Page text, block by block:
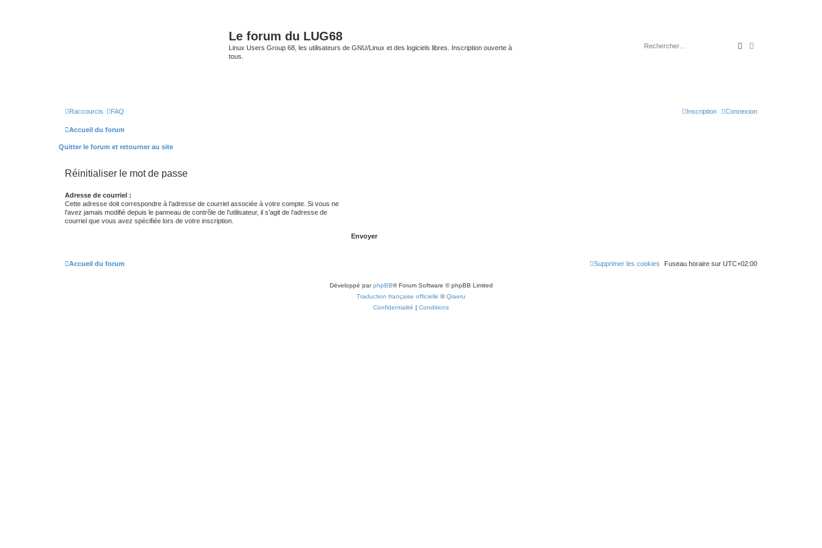
Le forum du LUG68
Linux Users Group 68, les utilisateurs de GNU/Linux et des logiciels libres. Inscription ouverte à
tous.
Rechercher
Raccourcis FAQ Connexion
Inscription
Accueil du forum
Quitter le forum et retourner au site
Réinitialiser le mot de passe
Adresse de courriel :
Cette adresse doit correspondre à l’adresse de courriel associée à votre compte. Si vous ne
l’avez jamais modifié depuis le panneau de contrôle de l’utilisateur, il s’agit de l’adresse de
courriel que vous avez spécifiée lors de votre inscription.
Accueil du forum Fuseau horaire sur UTC+02:00
Supprimer les cookies
Développé parphpBB® Forum Software © phpBB Limited
Traduction française officielle ©Qiaeru
Confidentialité | Conditions